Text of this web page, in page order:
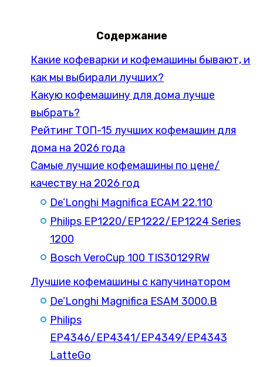
Содержание
Какие кофеварки и кофемашины бывают, и
как мы выбирали лучших?
Какую кофемашину для дома лучше
выбрать?
Рейтинг ТОП-15 лучших кофемашин для
дома на 2026 года
Самые лучшие кофемашины по цене/
качеству на 2026 год
De’Longhi Magnifica ECAM 22.110
Philips EP1220/EP1222/EP1224 Series
1200
Bosch VeroCup 100 TIS30129RW
Лучшие кофемашины с капучинатором
De’Longhi Magnifica ESAM 3000.B
Philips
EP4346/EP4341/EP4349/EP4343
LatteGo